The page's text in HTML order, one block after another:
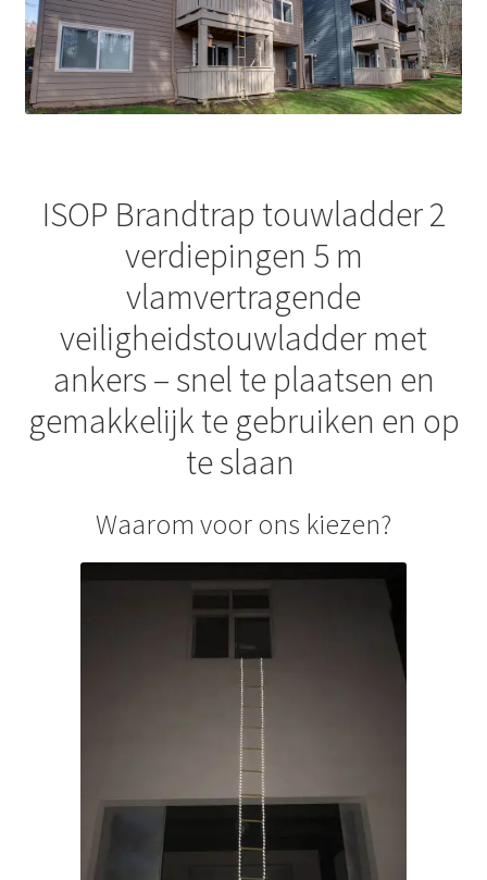
ISOP Brandtrap touwladder 2
verdiepingen 5 m
vlamvertragende
veiligheidstouwladder met
ankers – snel te plaatsen en
gemakkelijk te gebruiken en op
te slaan
Waarom voor ons kiezen?